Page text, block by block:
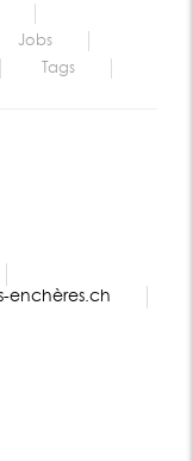
Jobs
Tags
enchères.ch